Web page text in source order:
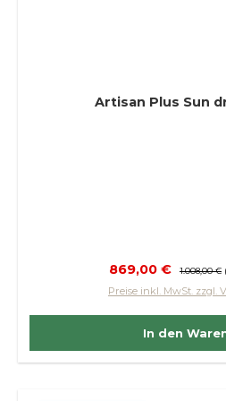
Artisan
Verkaufspreis:
869,00 € Regulärer
1.008,00 €
Preise inkl. MwSt. zzgl.
In den